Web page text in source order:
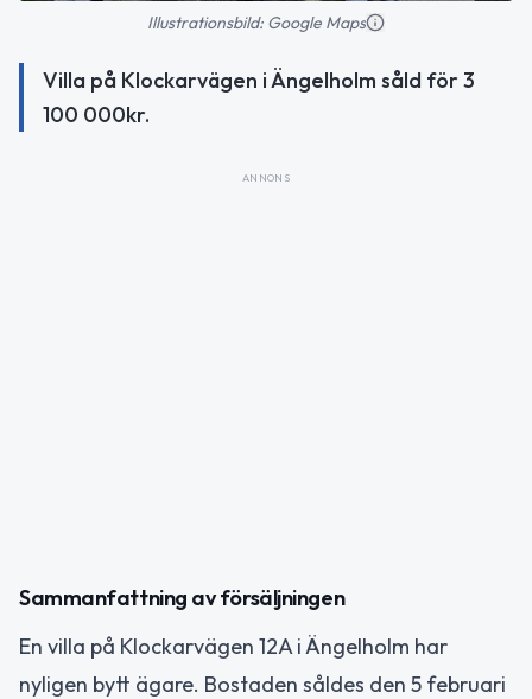
Illustrationsbild: Google Maps
Villa på Klockarvägen i Ängelholm såld för 3
100 000kr.
ANNONS
Sammanfattning av försäljningen
En villa på Klockarvägen 12A i Ängelholm har
nyligen bytt ägare. Bostaden såldes den 5 februari